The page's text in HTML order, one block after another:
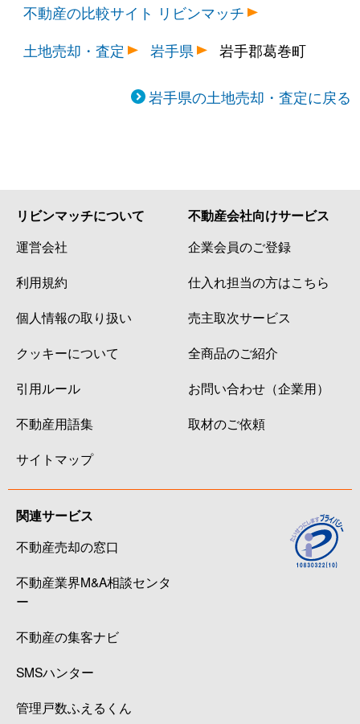
不動産の比較サイト リビンマッチ
土地売却・査定
岩手県 岩手郡葛巻町
岩手県の土地売却・査定に戻る
リビンマッチについて
運営会社
利用規約
個人情報の取り扱い
クッキーについて
引用ルール
不動産用語集
サイトマップ
不動産会社向けサービス
企業会員のご登録
仕入れ担当の方はこちら
売主取次サービス
全商品のご紹介
お問い合わせ（企業用）
取材のご依頼
関連サービス
不動産売却の窓口
不動産業界M&A相談センタ
ー
不動産の集客ナビ
SMSハンター
管理戸数ふえるくん